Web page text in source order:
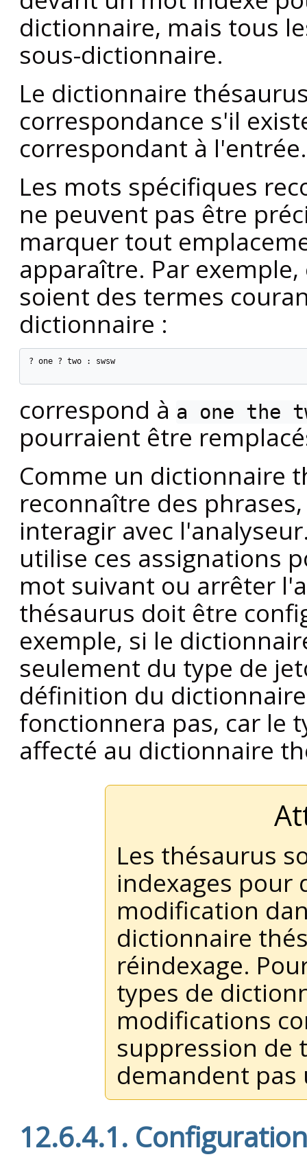
dictionnaire, mais tous
sous-dictionnaire.
Le dictionnaire
correspondance s'il
correspondant à l'entrée.
Les mots spécifiques
ne peuvent pas être
marquer tout
apparaître. Par
soient des termes
dictionnaire :
? one ? two : swsw
correspond à a one the
pourraient être
Comme un dictionnaire
reconnaître des
interagir avec
utilise ces assignations
mot suivant ou arrêter
thésaurus doit être
exemple, si le
seulement du type de
définition du
fonctionnera pas, car le
affecté au dictionnaire
Les thésaurus
indexages pour
modification
dictionnaire
réindexage.
types de
modifications
suppression de
demandent pas
12.6.4.1.